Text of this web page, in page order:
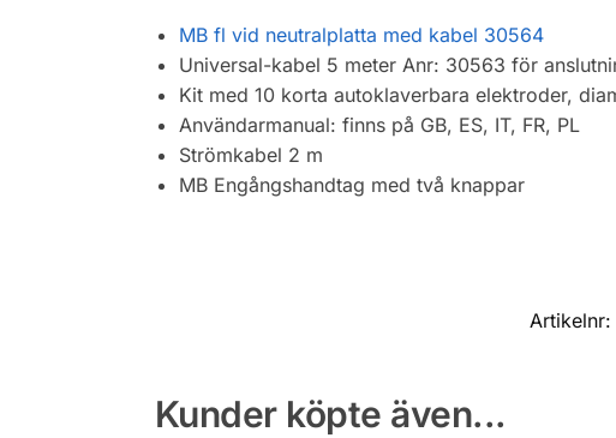
MB fl vid neutralplatta med kabel 30564
Universal-kabel 5 meter Anr: 30563 för
Kit med 10 korta autoklaverbara elektroder,
Användarmanual: finns på GB, ES, IT, FR, PL
Strömkabel 2 m
MB Engångshandtag med två knappar
Artikelnr:
Kunder köpte även...